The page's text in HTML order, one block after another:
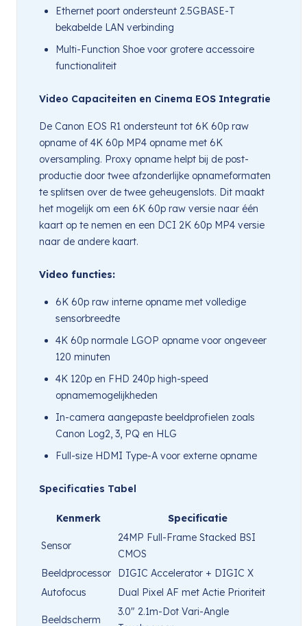
Ethernet poort ondersteunt 2.5GBASE-T
bekabelde LAN verbinding
Multi-Function Shoe voor grotere accessoire
functionaliteit
Video Capaciteiten en Cinema EOS Integratie
De Canon EOS R1 ondersteunt tot 6K 60p raw
opname of 4K 60p MP4 opname met 6K
oversampling. Proxy opname helpt bij de post-
productie door twee afzonderlijke opnameformaten
te splitsen over de twee geheugenslots. Dit maakt
het mogelijk om een 6K 60p raw versie naar één
kaart op te nemen en een DCI 2K 60p MP4 versie
naar de andere kaart.
Video functies:
6K 60p raw interne opname met volledige
sensorbreedte
4K 60p normale LGOP opname voor ongeveer
120 minuten
4K 120p en FHD 240p high-speed
opnamemogelijkheden
In-camera aangepaste beeldprofielen zoals
Canon Log2, 3, PQ en HLG
Full-size HDMI Type-A voor externe opname
Specificaties Tabel
Kenmerk Specificatie
Sensor
24MP Full-Frame Stacked BSI
CMOS
Beeldprocessor
DIGIC Accelerator + DIGIC X
Autofocus
Dual Pixel AF met Actie Prioriteit
Beeldscherm
3.0″ 2.1m-Dot Vari-Angle